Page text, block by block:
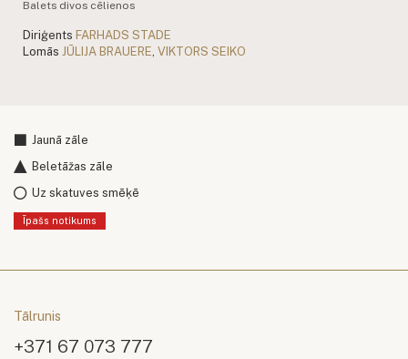
Balets divos cēlienos
Diriģents FARHADS STADE
Lomās JŪLIJA BRAUERE VIKTORS SEIKO
Jaunā zāle
Beletāžas zāle
Uz skatuves smēķē
Īpašs notikums
Tālrunis
+371 67 073 777